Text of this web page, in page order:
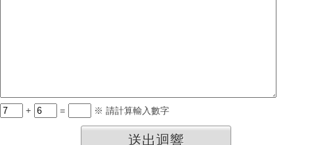
+ = ※ 請計算輸入數字
送出迴響